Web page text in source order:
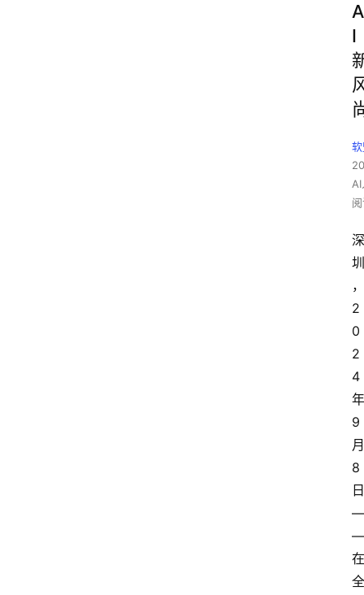
A
I
深
圳
，
2
0
2
4
年
9
月
8
日
—
—
在
全